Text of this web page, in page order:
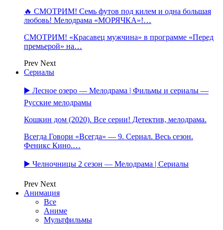
🔥 СМОТРИМ! Семь футов под килем и одна большая
любовь! Мелодрама «МОРЯЧКА»!…
СМОТРИМ! «Красавец мужчина» в программе «Перед
премьерой» на…
Prev Next
Сериалы
▶️ Лесное озеро — Мелодрама | Фильмы и сериалы —
Русские мелодрамы
Кошкин дом (2020). Все серии! Детектив, мелодрама.
Всегда Говори «Всегда» — 9. Сериал. Весь сезон.
Феникс Кино.…
▶️ Челночницы 2 сезон — Мелодрама | Сериалы
Prev Next
Анимация
Все
Аниме
Мультфильмы